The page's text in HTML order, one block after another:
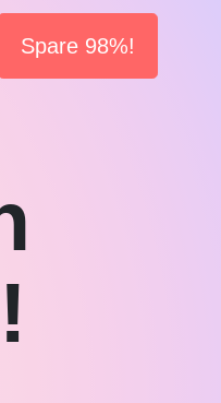
Spare 98%!